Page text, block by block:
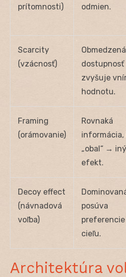
prítomnosti) odmien.
Scarcity
(vzácnosť)
Obmedzená
dostupnosť
zvyšuje
hodnotu.
Framing
(orámovanie)
Rovnaká
informácia,
„obal“ → iný
efekt.
Decoy effect
(návnadová
voľba)
posúva
preferencie
cieľu.
Architektúra